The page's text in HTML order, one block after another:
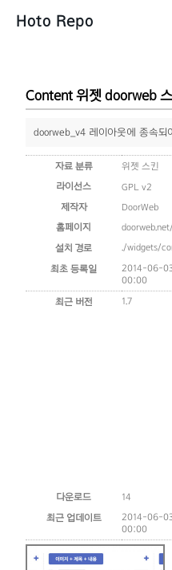
Hoto Repo
Content 위젯 doorweb
doorweb_v4 레이아웃에 종속되
자료 분류 위젯 스킨
라이선스
GPL v2
제작자
DoorWeb
홈페이지
설치 경로
./widgets/
최초 등록일
2014-06-
00:00
최근 버전 1.7
다운로드
14
최근 업데이트
2014-06-
00:00